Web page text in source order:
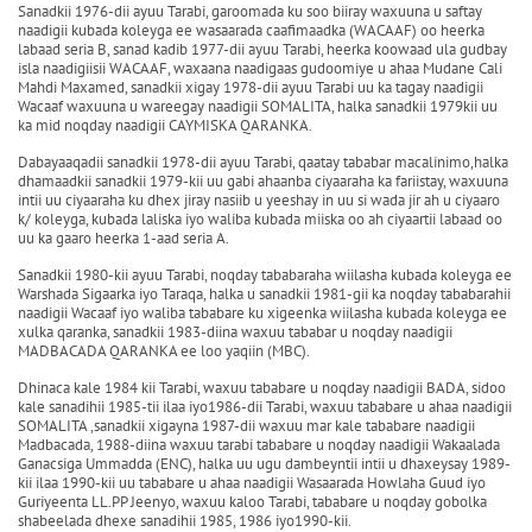
Sanadkii 1976-dii ayuu Tarabi, garoomada ku soo biiray waxuuna u saftay
naadigii kubada koleyga ee wasaarada caafimaadka (WACAAF) oo heerka
labaad seria B, sanad kadib 1977-dii ayuu Tarabi, heerka koowaad ula gudbay
isla naadigiisii WACAAF, waxaana naadigaas gudoomiye u ahaa Mudane Cali
Mahdi Maxamed, sanadkii xigay 1978-dii ayuu Tarabi uu ka tagay naadigii
Wacaaf waxuuna u wareegay naadigii SOMALITA, halka sanadkii 1979kii uu
ka mid noqday naadigii CAYMISKA QARANKA.
Dabayaaqadii sanadkii 1978-dii ayuu Tarabi, qaatay tababar macalinimo,halka
dhamaadkii sanadkii 1979-kii uu gabi ahaanba ciyaaraha ka fariistay, waxuuna
intii uu ciyaaraha ku dhex jiray nasiib u yeeshay in uu si wada jir ah u ciyaaro
k/ koleyga, kubada laliska iyo waliba kubada miiska oo ah ciyaartii labaad oo
uu ka gaaro heerka 1-aad seria A.
Sanadkii 1980-kii ayuu Tarabi, noqday tababaraha wiilasha kubada koleyga ee
Warshada Sigaarka iyo Taraqa, halka u sanadkii 1981-gii ka noqday tababarahii
naadigii Wacaaf iyo waliba tababare ku xigeenka wiilasha kubada koleyga ee
xulka qaranka, sanadkii 1983-diina waxuu tababar u noqday naadigii
MADBACADA QARANKA ee loo yaqiin (MBC).
Dhinaca kale 1984 kii Tarabi, waxuu tababare u noqday naadigii BADA, sidoo
kale sanadihii 1985-tii ilaa iyo1986-dii Tarabi, waxuu tababare u ahaa naadigii
SOMALITA ,sanadkii xigayna 1987-dii waxuu mar kale tababare naadigii
Madbacada, 1988-diina waxuu tarabi tababare u noqday naadigii Wakaalada
Ganacsiga Ummadda (ENC), halka uu ugu dambeyntii intii u dhaxeysay 1989-
kii ilaa 1990-kii uu tababare u ahaa naadigii Wasaarada Howlaha Guud iyo
Guriyeenta LL.PP Jeenyo, waxuu kaloo Tarabi, tababare u noqday gobolka
shabeelada dhexe sanadihii 1985, 1986 iyo1990-kii.